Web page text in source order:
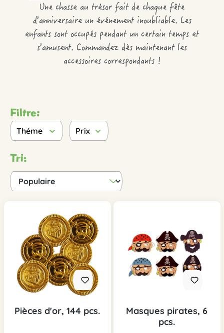
Une chasse au trésor fait de chaque fête
d'anniversaire un événement inoubliable. Les
enfants sont occupés pendant un certain temps et
s'amusent. Commandez dès maintenant les
accessoires correspondants !
Filtre:
Théme Prix
Tri:
Pièces d'or, 144 pcs.
Masques pirates, 6
pcs.